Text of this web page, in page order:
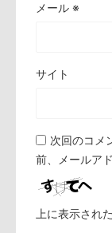
メール ※
サイト
次回のコメ
前、メールア
上に表示され